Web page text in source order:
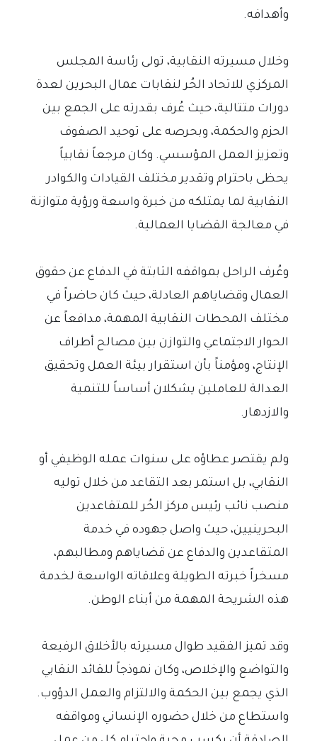
وأهدافه.
وخلال مسيرته النقابية، تولى رئاسة المجلس
المركزي للاتحاد الحُر لنقابات عمال البحرين لعدة
دورات متتالية، حيث عُرف بقدرته على الجمع بين
الحزم والحكمة، وبحرصه على توحيد الصفوف
وتعزيز العمل المؤسسي. وكان مرجعاً نقابياً
يحظى باحترام وتقدير مختلف القيادات والكوادر
النقابية لما يمتلكه من خبرة واسعة ورؤية متوازنة
في معالجة القضايا العمالية.
وعُرف الراحل بمواقفه الثابتة في الدفاع عن حقوق
العمال وقضاياهم العادلة، حيث كان حاضراً في
مختلف المحطات النقابية المهمة، مدافعاً عن
الحوار الاجتماعي والتوازن بين مصالح أطراف
الإنتاج، ومؤمناً بأن استقرار بيئة العمل وتحقيق
العدالة للعاملين يشكلان أساساً للتنمية
والازدهار.
ولم يقتصر عطاؤه على سنوات عمله الوظيفي أو
النقابي، بل استمر بعد التقاعد من خلال توليه
منصب نائب رئيس مركز الحُر للمتقاعدين
البحرينيين، حيث واصل جهوده في خدمة
المتقاعدين والدفاع عن قضاياهم ومطالبهم،
مسخراً خبرته الطويلة وعلاقاته الواسعة لخدمة
هذه الشريحة المهمة من أبناء الوطن.
وقد تميز الفقيد طوال مسيرته بالأخلاق الرفيعة
والتواضع والإخلاص، وكان نموذجاً للقائد النقابي
الذي يجمع بين الحكمة والالتزام والعمل الدؤوب.
واستطاع من خلال حضوره الإنساني ومواقفه